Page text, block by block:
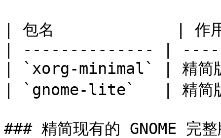
| 包名             |
| -------------- |
| `xorg-minimal` | 精简
| `gnome-lite`   | 精简版
### 精简现有的 GNOME 完整